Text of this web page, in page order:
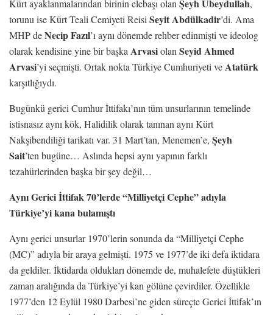
Kürt ayaklanmalarından birinin elebaşı olan Şeyh Ubeydullah,
torunu ise Kürt Teali Cemiyeti Reisi Seyit Abdülkadir’di. Ama
MHP deNecip Fazıl’ı aynı dönemde rehber edinmişti ve ideolog
olarak kendisine yine bir başka Arvasiolan Seyid Ahmed
Arvasi’yi seçmişti. Ortak nokta Türkiye Cumhuriyeti veAtatürk
karşıtlığıydı.
Bugünkü gerici Cumhur İttifakı’nın tüm unsurlarının temelinde
istisnasız aynı kök, Halidilik olarak tanınan aynı Kürt
Nakşibendiliği tarikatı var. 31 Mart’tan, Menemen’e, Şeyh
Sait’ten bugüne… Aslında hepsi aynı yapının farklı
tezahürlerinden başka bir şey değil…
Aynı Gerici İttifak 70’lerde “Milliyetçi Cephe” adıyla
Türkiye’yi kana bulamıştı
Aynı gerici unsurlar 1970’lerin sonunda da “Milliyetçi Cephe
(MC)” adıyla bir araya gelmişti. 1975 ve 1977’de iki defa iktidara
da geldiler. İktidarda oldukları dönemde de, muhalefete düştükleri
zaman aralığında da Türkiye’yi kan gölüne çevirdiler. Özellikle
1977’den 12 Eylül 1980 Darbesi’ne giden süreçte Gerici İttifak’ın